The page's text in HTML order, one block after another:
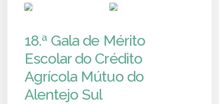
18.ª Gala de Mérito
Escolar do Crédito
Agrícola Mútuo do
Alentejo Sul